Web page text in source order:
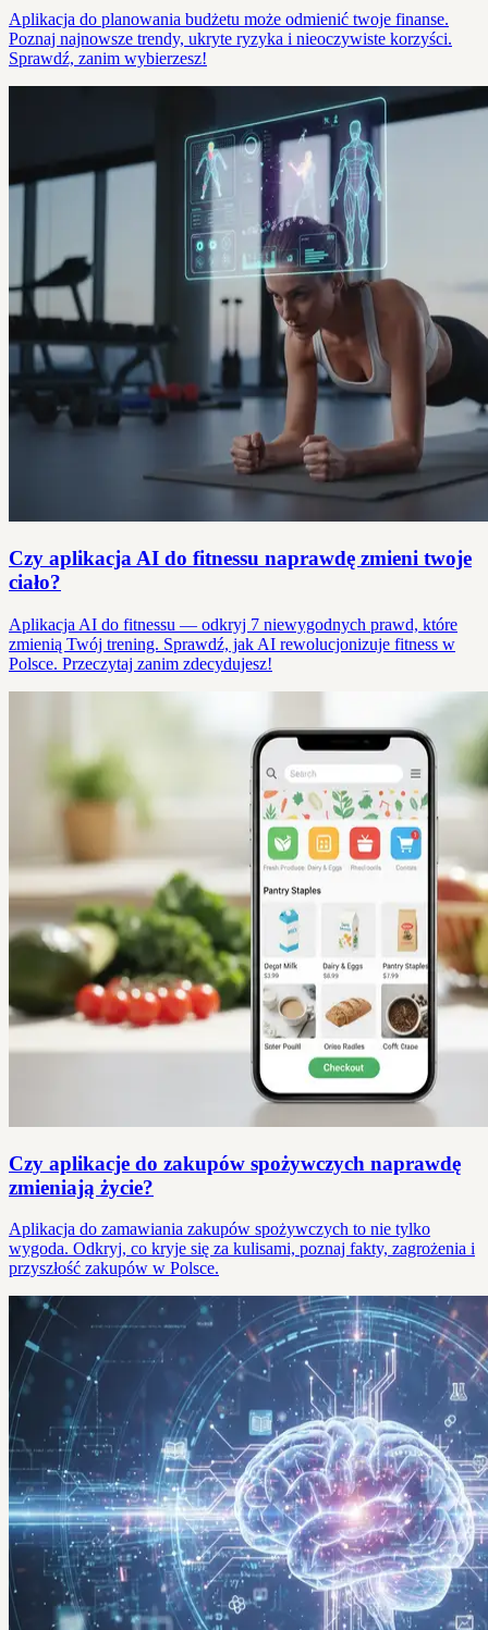
Aplikacja do planowania budżetu może odmienić twoje finanse.
Poznaj najnowsze trendy, ukryte ryzyka i nieoczywiste korzyści.
Sprawdź, zanim wybierzesz!
Czy aplikacja AI do fitnessu naprawdę zmieni twoje
ciało?
Aplikacja AI do fitnessu — odkryj 7 niewygodnych prawd, które
zmienią Twój trening. Sprawdź, jak AI rewolucjonizuje fitness w
Polsce. Przeczytaj zanim zdecydujesz!
Czy aplikacje do zakupów spożywczych naprawdę
zmieniają życie?
Aplikacja do zamawiania zakupów spożywczych to nie tylko
wygoda. Odkryj, co kryje się za kulisami, poznaj fakty, zagrożenia i
przyszłość zakupów w Polsce.